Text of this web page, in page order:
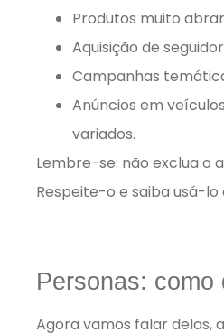
Produtos muito
Aquisição de
Campanhas
Anúncios em
variados.
Lembre-se: não exclua o
Respeite-o e saiba usá-lo
Personas: como
Agora vamos falar delas,